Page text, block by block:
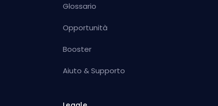
Glossario
Opportunità
Booster
Aiuto & Supporto